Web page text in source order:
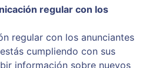
regular con los
regular con los anunciantes
cumpliendo con sus
información sobre nuevos